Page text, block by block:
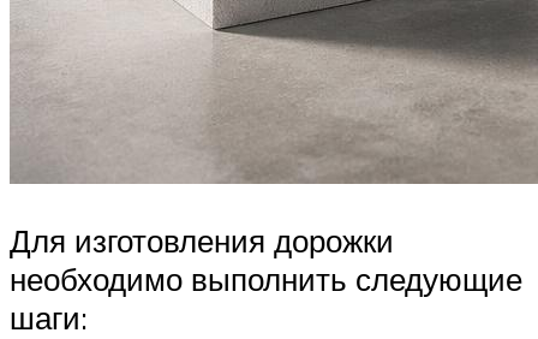
Для изготовления дорожки
необходимо выполнить следующие
шаги: